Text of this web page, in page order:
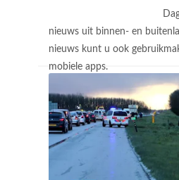
nieuws uit binnen- en
nieuws kunt u ook
mobiele apps.